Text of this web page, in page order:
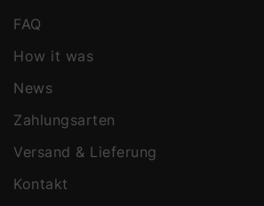
FAQ
How it was
News
Zahlungsarten
Versand & Lieferung
Kontakt